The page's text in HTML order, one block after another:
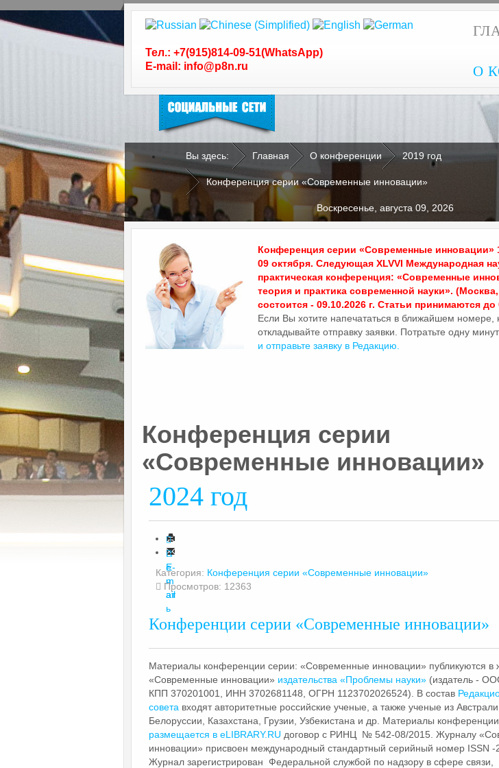
Тел.: +7(915)814-09-51(WhatsApp)
E-mail: info@p8n.ru
О
Следуйте за нами в
.
Вы здесь: Главная О конференции 2019 год
Конференция серии «Современные инновации»
Воскресенье, августа 09, 2026
Конференция серии «Современные инновации»
09 октября. Следующая XLVVI Международная
практическая конференция: «Современные
теория и практика современной науки».
состоится - 09.10.2026 г. Статьи принимаются до
Если Вы хотите напечататься в ближайшем номере,
откладывайте отправку заявки. Потратьте одну
и отправьте заявку в Редакцию.
Конференция серии
«Современные инновации»
2024 год
П
е
ч
ат
ь
E-
m
ail
Категория: Конференция серии «Современные инновации»
Просмотров: 12363
Конференции серии «Современные инновации»
Материалы конференции серии: «Современные инновации» публикуются в
«Современные инновации» издательства «Проблемы науки» (издатель -
КПП 370201001, ИНН 3702681148, ОГРН 1123702026524). В состав
совета входят авторитетные российские ученые, а также ученые из
Белоруссии, Казахстана, Грузии, Узбекистана и др. Материалы конференции
размещается в eLIBRARY.RU договор с РИНЦ № 542-08/2015. Журналу
инновации» присвоен международный стандартный серийный номер ISSN -
Журнал зарегистрирован Федеральной службой по надзору в сфере связи,